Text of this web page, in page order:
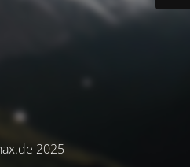
2025